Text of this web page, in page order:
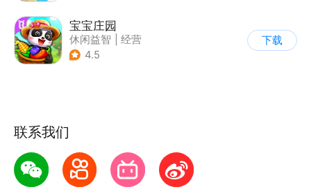
宝宝庄园
休闲益智
经营
| 田园生活
4.5
下载
联系我们